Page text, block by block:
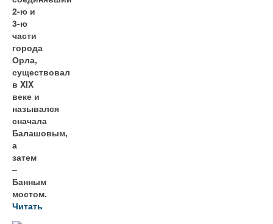
2-ю и
3-ю
части
города
Орла,
существовал
в XIX
веке и
назывался
сначала
Балашовым,
а
затем
–
Банным
мостом.
Читать